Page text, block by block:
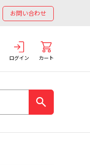
お問い合わせ
ログイン カート